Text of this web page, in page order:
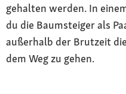
gehalten werden. In
du die Baumsteiger als
außerhalb der Brutzeit
dem Weg zu gehen.